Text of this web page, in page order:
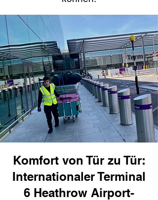
Komfort von Tür zu Tür:
Internationaler Terminal
6 Heathrow Airport-